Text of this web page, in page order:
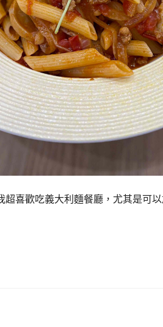
超喜歡吃義大利麵餐廳，尤其是可